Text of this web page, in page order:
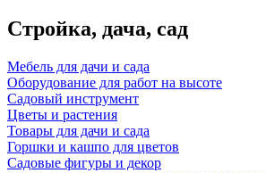
Стройка, дача, сад
Мебель для дачи и сада
Оборудование для работ на высоте
Садовый инструмент
Цветы и растения
Товары для дачи и сада
Горшки и кашпо для цветов
Садовые фигуры и декор